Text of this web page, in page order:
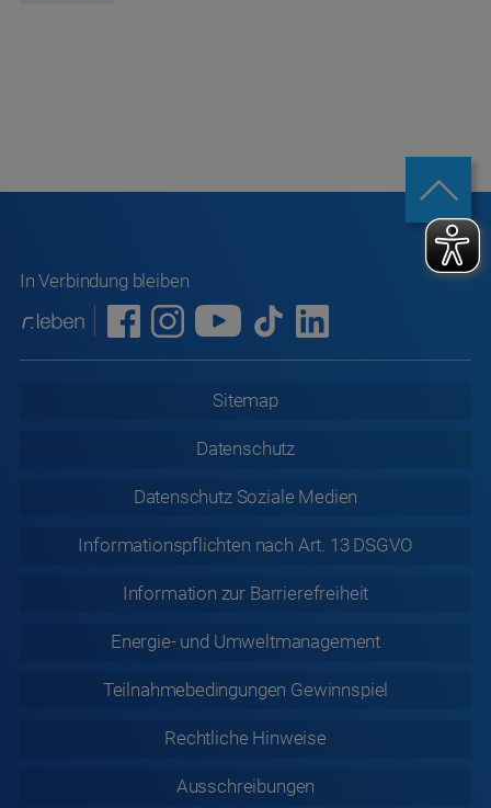
In Verbindung bleiben
Sitemap
Datenschutz
Datenschutz Soziale Medien
Informationspflichten nach Art. 13 DSGVO
Information zur Barrierefreiheit
Energie- und Umweltmanagement
Teilnahmebedingungen Gewinnspiel
Rechtliche Hinweise
Ausschreibungen